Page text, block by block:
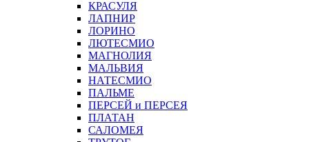
КРАСУЛЯ
ЛАПНИР
ЛОРИНО
ЛЮТЕСМИО
МАГНОЛИЯ
МАЛЬВИЯ
НАТЕСМИО
ПАЛЬМЕ
ПЕРСЕЙ и ПЕРСЕЯ
ПЛАТАН
САЛОМЕЯ